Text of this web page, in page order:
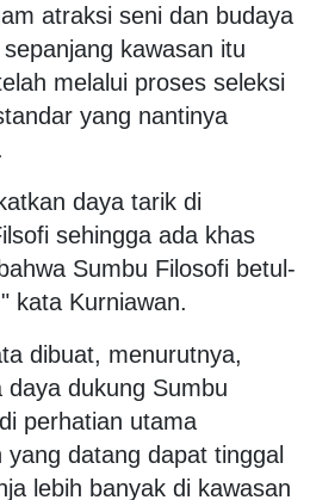
atraksi seni dan budaya
kawasan itu
melalui proses seleksi
yang nantinya
daya tarik di
sehingga ada khas
Sumbu Filosofi betul-
kata Kurniawan.
dibuat, menurutnya,
dukung Sumbu
perhatian utama
datang dapat tinggal
lebih banyak di kawasan